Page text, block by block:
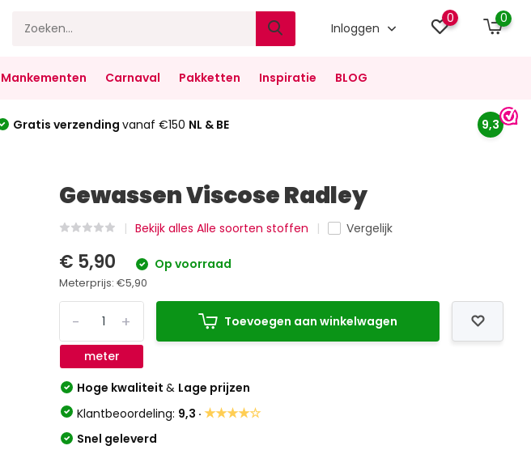
Inloggen
0 0
Mankementen Carnaval Pakketten Inspiratie BLOG
Gratis verzending vanaf €150 NL & BE 9,3
Gewassen Viscose Radley
Bekijk alles Alle soorten stoffen Vergelijk
€ 5,90 Op voorraad
Meterprijs:€5,90
+
-
meter
Toevoegen aan winkelwagen
Hoge kwaliteit& Lage prijzen
Klantbeoordeling: 9,3 ·★★★★☆
Snel geleverd